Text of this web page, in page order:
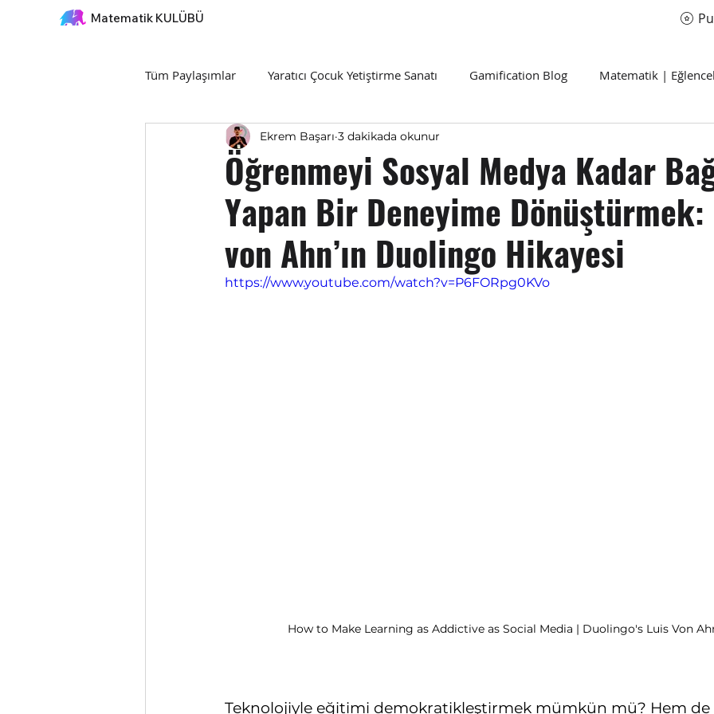
Matematik KULÜBÜ
Tüm Paylaşımlar Yaratıcı Çocuk Yetiştirme Sanatı Gamification Blog Matematik |
Üretken Alışkanlıklar
Öğrenmeyi Sosyal Medya Kadar
Yapan Bir Deneyime
von Ahn’ın Duolingo Hikayesi
Ekrem Başarı 3 dakikada okunur
https://www.youtube.com/watch?v=P6FORpg0KVo
How to Make Learning as Addictive as Social Media | Duolingo's Luis Von
Teknolojiyle eğitimi demokratikleştirmek mümkün mü? Hem de